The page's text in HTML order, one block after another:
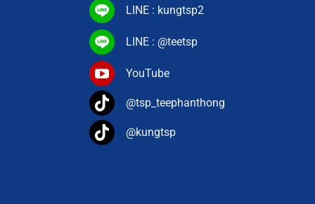
LINE : kungtsp2
LINE : @teetsp
YouTube
@tsp_teephanthong
@kungtsp